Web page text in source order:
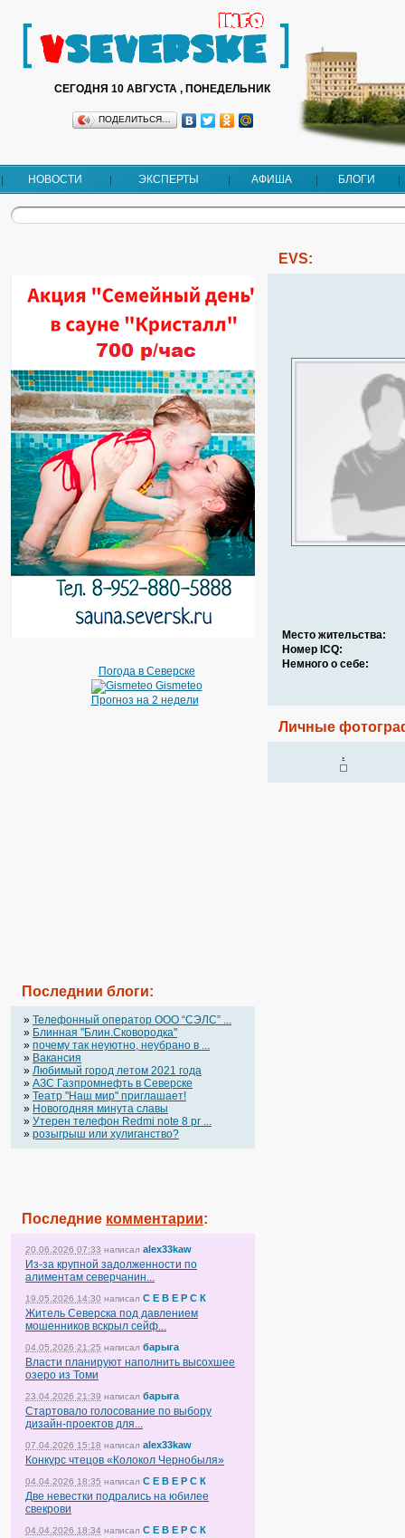
СЕГОДНЯ 10 АВГУСТА , ПОНЕДЕЛЬНИК
ПОДЕЛИТЬСЯ…
НОВОСТИ ЭКСПЕРТЫ АФИША БЛОГИ
Погода в Северске
Gismeteo
Прогноз на 2 недели
Последнии блоги:
» Телефонный оператор OOO “СЭЛС” ...
» Блинная "Блин.Сковородка"
» почему так неуютно, неубрано в ...
» Вакансия
» Любимый город летом 2021 года
» АЗС Газпромнефть в Северске
» Театр "Наш мир" приглашает!
» Новогодняя минута славы
» Утерен телефон Redmi note 8 pr ...
» розыгрыш или хулиганство?
Последние комментарии:
20.06.2026 07:33 написал alex33kaw
Из-за крупной задолженности по
алиментам северчанин...
19.05.2026 14:30 написал С Е В Е Р С К
Житель Северска под давлением
мошенников вскрыл сейф...
04.05.2026 21:25 написал барыга
Власти планируют наполнить высохшее
озеро из Томи
23.04.2026 21:39 написал барыга
Стартовало голосование по выбору
дизайн-проектов для...
07.04.2026 15:18 написал alex33kaw
Конкурс чтецов «Колокол Чернобыля»
04.04.2026 18:35 написал С Е В Е Р С К
Две невестки подрались на юбилее
свекрови
04.04.2026 18:34 написал С Е В Е Р С К
EVS:
Место жительства:
Номер ICQ:
Немного о себе:
Личные
.